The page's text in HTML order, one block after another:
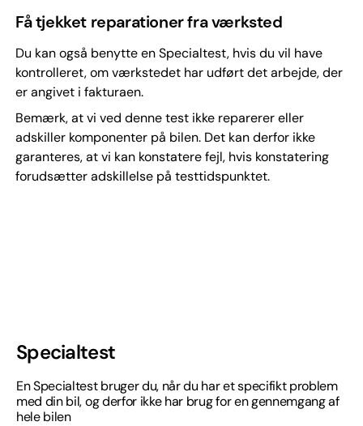
Få tjekket reparationer fra værksted
Du kan også benytte en Specialtest, hvis du vil have
kontrolleret, om værkstedet har udført det arbejde, der
er angivet i fakturaen.
Bemærk, at vi ved denne test ikke reparerer eller
adskiller komponenter på bilen. Det kan derfor ikke
garanteres, at vi kan konstatere fejl, hvis konstatering
forudsætter adskillelse på testtidspunktet.
Specialtest
En Specialtest bruger du, når du har et specifikt problem
med din bil, og derfor ikke har brug for en gennemgang af
hele bilen